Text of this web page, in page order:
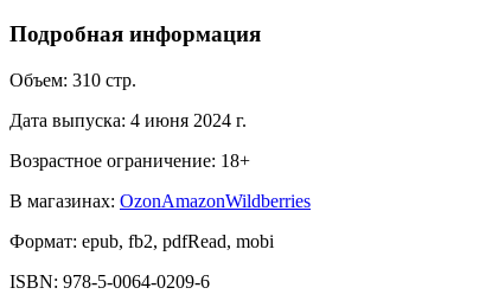
Подробная информация
Объем: 310 стр.
Дата выпуска: 4 июня 2024 г.
Возрастное ограничение: 18+
В магазинах: OzonAmazonWildberries
Формат: epub, fb2, pdfRead, mobi
ISBN: 978-5-0064-0209-6